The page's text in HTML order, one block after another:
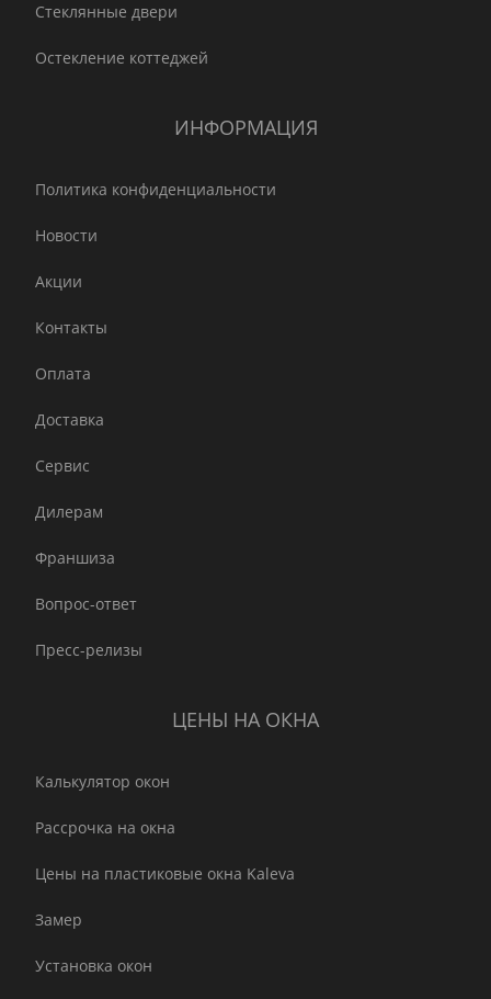
Стеклянные двери
Остекление коттеджей
ИНФОРМАЦИЯ
Политика конфиденциальности
Новости
Акции
Контакты
Оплата
Доставка
Сервис
Дилерам
Франшиза
Вопрос-ответ
Пресс-релизы
ЦЕНЫ НА ОКНА
Калькулятор окон
Рассрочка на окна
Цены на пластиковые окна Kaleva
Замер
Установка окон